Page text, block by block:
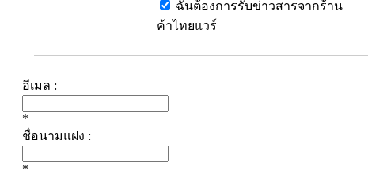
ฉันต้องการรับข่าวสารจากร้าน
ค้าไทยแวร์
อีเมล :
*
ชื่อนามแฝง :
*